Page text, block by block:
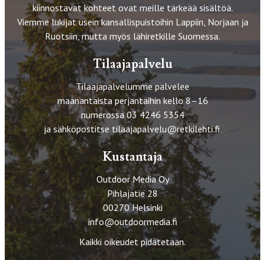
kiinnostavat kohteet ovat meille tärkeää sisältöä.
Viemme lukijat usein kansallispuistoihin Lappiin, Norjaan ja
Ruotsiin, mutta myös lähiretkille Suomessa.
Tilaajapalvelu
Tilaajapalvelumme palvelee
maanantaista perjantaihin kello 8–16
numerossa 03 4246 5354
ja sähköpostitse tilaajapalvelu@retkilehti.fi.
Kustantaja
Outdoor Media Oy
Pihlajatie 28
00270 Helsinki
info@outdoormedia.fi
Kaikki oikeudet pidätetään.